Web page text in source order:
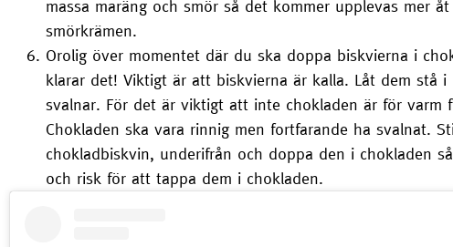
massa maräng och smör så det kommer upplevas mer
smörkrämen.
Orolig över momentet där du ska doppa biskvierna i
klarar det! Viktigt är att biskvierna är kalla. Låt dem stå i
svalnar. För det är viktigt att inte chokladen är för varm
Chokladen ska vara rinnig men fortfarande ha svalnat.
chokladbiskvin, underifrån och doppa den i chokladen
och risk för att tappa dem i chokladen.